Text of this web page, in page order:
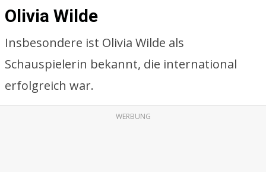
Olivia Wilde
Insbesondere ist Olivia Wilde als
Schauspielerin bekannt, die international
erfolgreich war.
WERBUNG